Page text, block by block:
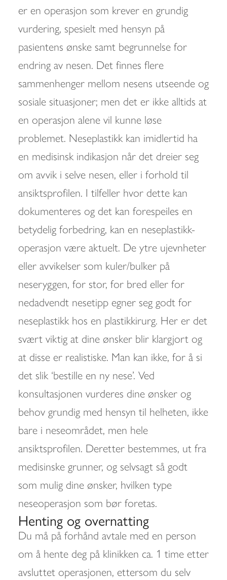
er en operasjon som krever en grundig
vurdering, spesielt med hensyn på
pasientens ønske samt begrunnelse for
endring av nesen. Det finnes flere
sammenhenger mellom nesens utseende og
sosiale situasjoner; men det er ikke alltids at
en operasjon alene vil kunne løse
problemet. Neseplastikk kan imidlertid ha
en medisinsk indikasjon når det dreier seg
om avvik i selve nesen, eller i forhold til
ansiktsprofilen. I tilfeller hvor dette kan
dokumenteres og det kan forespeiles en
betydelig forbedring, kan en neseplastikk-
operasjon være aktuelt. De ytre ujevnheter
eller avvikelser som kuler/bulker på
neseryggen, for stor, for bred eller for
nedadvendt nesetipp egner seg godt for
neseplastikk hos en plastikkirurg. Her er det
svært viktig at dine ønsker blir klargjort og
at disse er realistiske. Man kan ikke, for å si
det slik ‘bestille en ny nese’. Ved
konsultasjonen vurderes dine ønsker og
behov grundig med hensyn til helheten, ikke
bare i neseområdet, men hele
ansiktsprofilen. Deretter bestemmes, ut fra
medisinske grunner, og selvsagt så godt
som mulig dine ønsker, hvilken type
neseoperasjon som bør foretas.
Henting og overnatting
Du må på forhånd avtale med en person
om å hente deg på klinikken ca. 1 time etter
avsluttet operasjonen, ettersom du selv